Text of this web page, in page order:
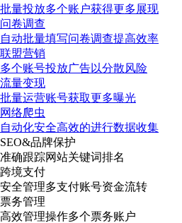
批量投放多个账户获得更多展现
问卷调查
自动批量填写问卷调查提高效率
联盟营销
多个账号投放广告以分散风险
流量变现
批量运营账号获取更多曝光
网络爬虫
自动化安全高效的进行数据收集
SEO&品牌保护
准确跟踪网站关键词排名
跨境支付
安全管理多支付账号资金流转
票务管理
高效管理操作多个票务账户